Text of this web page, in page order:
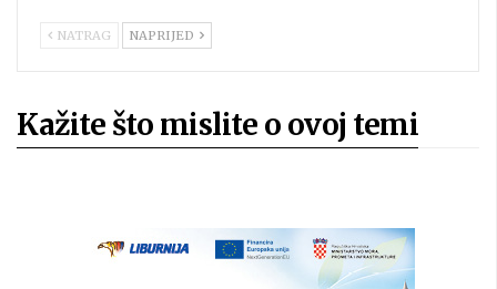
NATRAG NAPRIJED
Kažite što mislite o ovoj temi